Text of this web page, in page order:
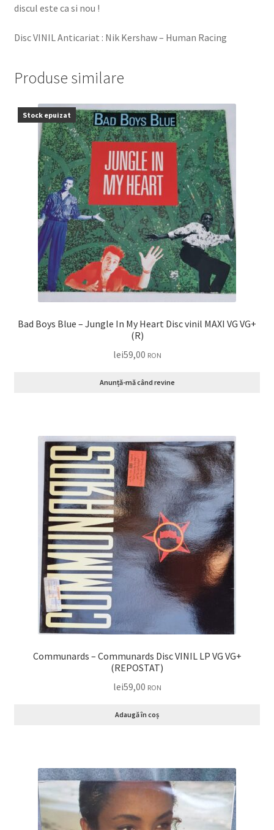
discul este ca si nou !
Disc VINIL Anticariat : Nik Kershaw – Human Racing
Produse similare
Stock epuizat
Bad Boys Blue – Jungle In My Heart Disc vinil MAXI VG VG+
(R)
lei59,00 RON
Anunță-mă când revine
Communards – Communards Disc VINIL LP VG VG+
(REPOSTAT)
lei59,00 RON
Adaugă în coș